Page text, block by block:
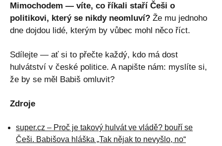
Mimochodem — víte, co říkali staří Češi o
politikovi, který se nikdy neomluví? Že mu jednoho
dne dojdou lidé, kterým by vůbec mohl něco říct.
Sdílejte — ať si to přečte každý, kdo má dost
hulvátství v české politice. A napište nám: myslíte si,
že by se měl Babiš omluvit?
Zdroje
super.cz – Proč je takový hulvát ve vládě? bouří se
Češi. Babišova hláška „Tak nějak to nevyšlo, no“